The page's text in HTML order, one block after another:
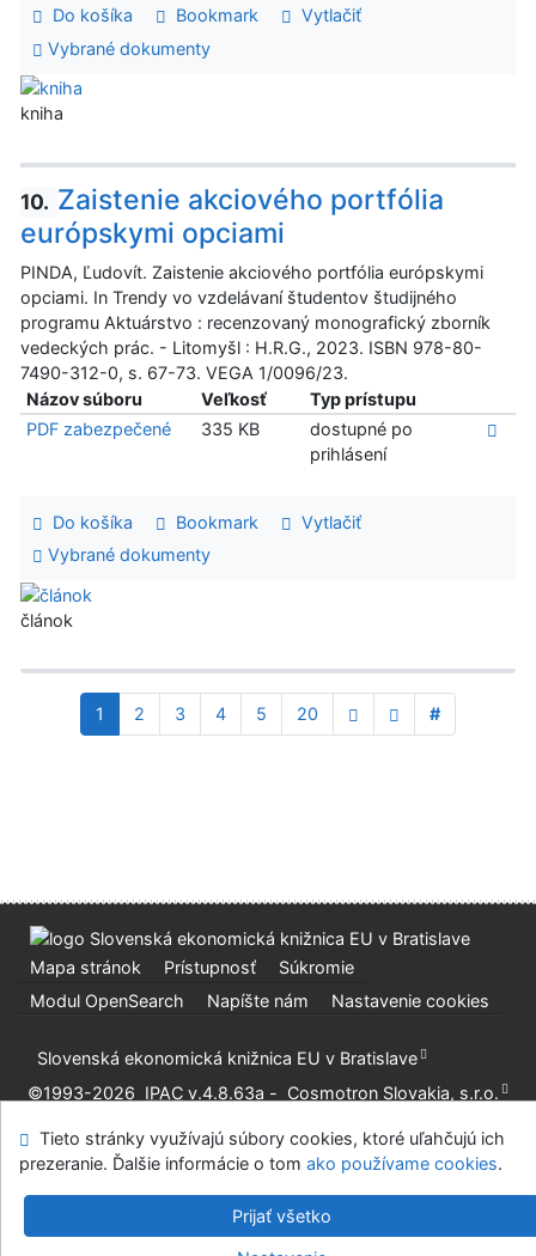
Do košíka Bookmark
Vytlačiť
Vybrané dokumenty
kniha
10. Zaistenie akciového portfólia
európskymi opciami
PINDA, Ľudovít. Zaistenie akciového portfólia európskymi
opciami. In Trendy vo vzdelávaní študentov študijného
programu Aktuárstvo : recenzovaný monografický zborník
vedeckých prác. - Litomyšl : H.R.G., 2023. ISBN 978-80-
7490-312-0, s. 67-73. VEGA 1/0096/23.
Názov súboru
Veľkosť
Typ prístupu
PDF zabezpečené
335 KB
dostupné po
prihlásení
Do košíka Bookmark
Vytlačiť
Vybrané dokumenty
článok
1 2 3 4 5 20 #
Mapa stránok Prístupnosť
Súkromie
Modul OpenSearch
Napíšte nám Nastavenie cookies
Slovenská ekonomická knižnica EU v Bratislave
©1993-2026 IPAC v.4.8.63a - Cosmotron Slovakia, s.r.o.
Tieto stránky využívajú súbory cookies, ktoré uľahčujú ich
prezeranie. Ďalšie informácie o tom ako používame cookies.
Prijať všetko